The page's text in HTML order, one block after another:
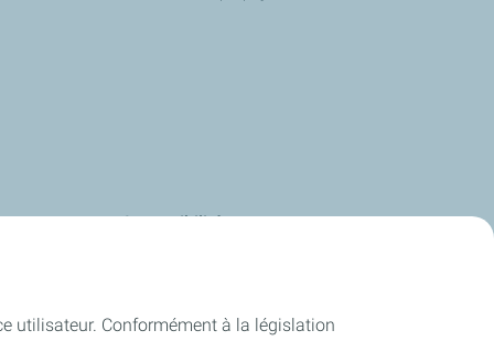
Accessibilité
utilisateur. Conformément à la législation